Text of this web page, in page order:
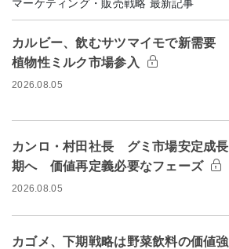
マーケティング・販売戦略 最新記事
カルビー、飲むサツマイモで新需要
植物性ミルク市場参入
2026.08.05
カンロ・村田社長 グミ市場安定成長
期へ 価値再定義必要なフェーズ
2026.08.05
カゴメ、下期戦略は野菜飲料の価値強